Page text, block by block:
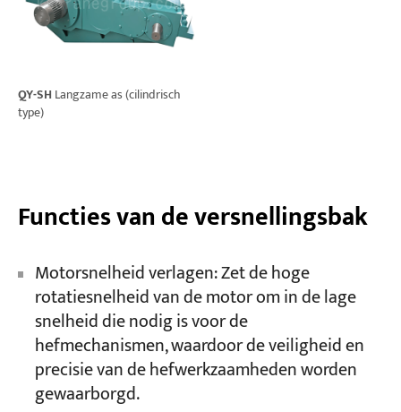
QY-SHLangzame as (cilindrisch
type)
Functies van de versnellingsbak
Motorsnelheid verlagen: Zet de hoge
rotatiesnelheid van de motor om in de lage
snelheid die nodig is voor de
hefmechanismen, waardoor de veiligheid en
precisie van de hefwerkzaamheden worden
gewaarborgd.